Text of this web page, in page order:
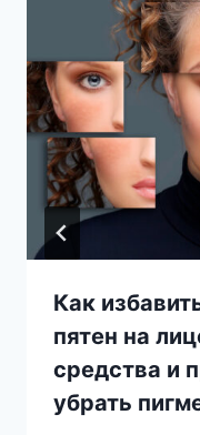
Как
пятен на
средства и
убрать